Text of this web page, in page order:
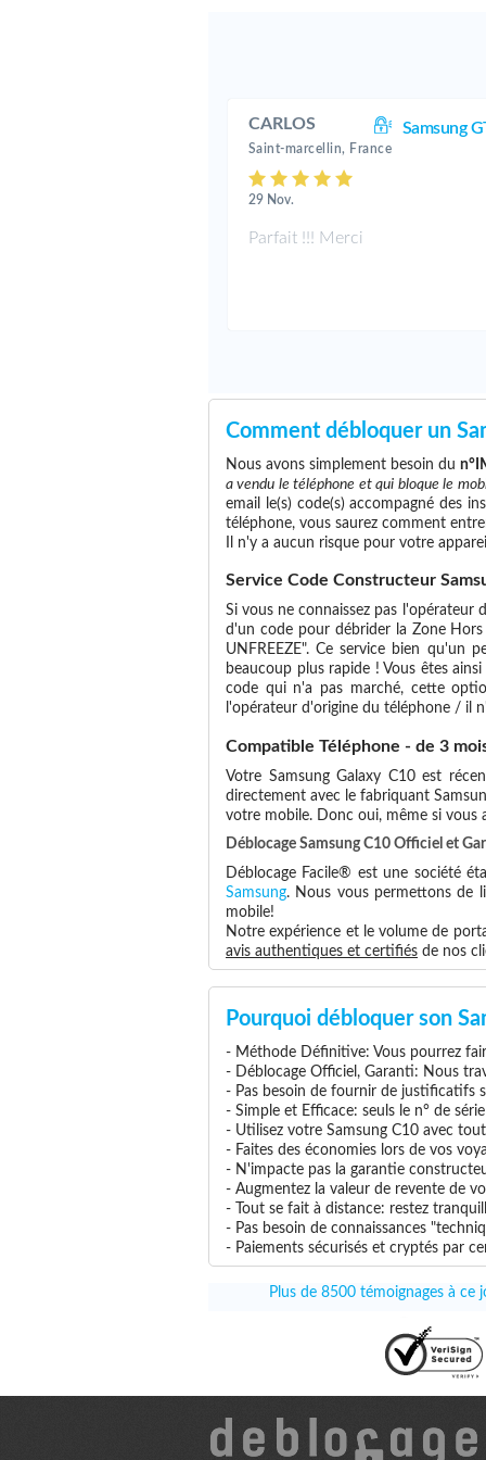
CARLOS Samsung
Saint-marcellin, France
29 Nov.
Parfait !!! Merci
Comment débloquer un
Nous avons simplement besoin du
a vendu le téléphone et qui bloque le
email le(s) code(s) accompagné des
téléphone, vous saurez comment
Il n'y a aucun risque pour votre
Service Code Constructeur
Si vous ne connaissez pas l'opérateur
d'un code pour débrider la Zone
UNFREEZE". Ce service bien qu'un
beaucoup plus rapide ! Vous êtes
code qui n'a pas marché, cette
l'opérateur d'origine du téléphone / il
Compatible Téléphone - de 3
Votre Samsung Galaxy C10 est
directement avec le fabriquant
votre mobile. Donc oui, même si vous
Déblocage Samsung C10 Officiel et
Déblocage Facile® est une société
Samsung. Nous vous permettons de
mobile!
Notre expérience et le volume de
avis authentiques et certifiés de nos
Pourquoi débloquer son
- Méthode Définitive: Vous pourrez
- Déblocage Officiel, Garanti: Nous
- Pas besoin de fournir de justificatifs
- Simple et Efficace: seuls le n° de
- Utilisez votre Samsung C10 avec
- Faites des économies lors de vos
- N'impacte pas la garantie
- Augmentez la valeur de revente de
- Tout se fait à distance: restez
- Pas besoin de connaissances
- Paiements sécurisés et cryptés par
Plus de 8500 témoignages à ce